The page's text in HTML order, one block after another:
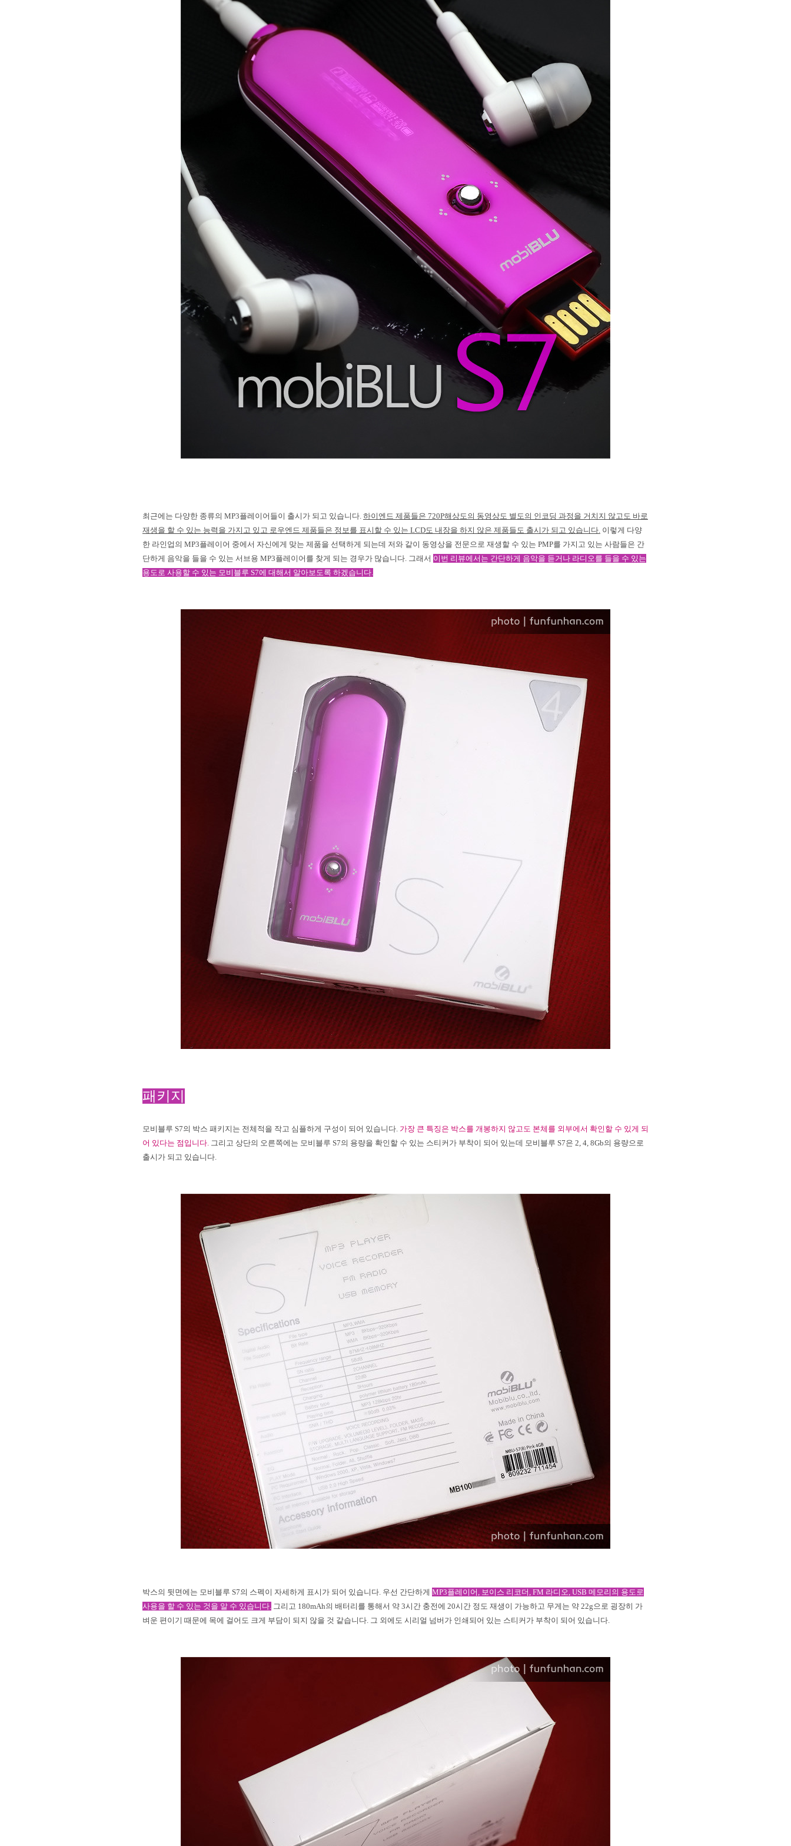
최근에는 다양한 종류의 MP3플레이어들이 출시가 되고 있습니다. 하이엔드 제품들은 720P해상도의 동영상도 별도의 인코딩 과정을 거치지 않고도 바로
재생을 할 수 있는 능력을 가지고 있고 로우엔드 제품들은 정보를 표시할 수 있는 LCD도 내장을 하지 않은 제품들도 출시가 되고 있습니다. 이렇게 다양
한 라인업의 MP3플레이어 중에서 자신에게 맞는 제품을 선택하게 되는데 저와 같이 동영상을 전문으로 재생할 수 있는 PMP를 가지고 있는 사람들은 간
단하게 음악을 들을 수 있는 서브용 MP3플레이어를 찾게 되는 경우가 많습니다. 그래서 이번 리뷰에서는 간단하게 음악을 듣거나 라디오를 들을 수 있는
용도로 사용할 수 있는 모비블루 S7에 대해서 알아보도록 하겠습니다.
패키지
모비블루 S7의 박스 패키지는 전체적을 작고 심플하게 구성이 되어 있습니다. 가장 큰 특징은 박스를 개봉하지 않고도 본체를 외부에서 확인할 수 있게 되
어 있다는 점입니다. 그리고 상단의 오른쪽에는 모비블루 S7의 용량을 확인할 수 있는 스티커가 부착이 되어 있는데 모비블루 S7은 2, 4, 8Gb의 용량으로
출시가 되고 있습니다.
박스의 뒷면에는 모비블루 S7의 스펙이 자세하게 표시가 되어 있습니다. 우선 간단하게 MP3플레이어, 보이스 리코더, FM 라디오, USB 메모리의 용도로
사용을 할 수 있는 것을 알 수 있습니다. 그리고 180mAh의 배터리를 통해서 약 3시간 충전에 20시간 정도 재생이 가능하고 무게는 약 22g으로 굉장히 가
벼운 편이기 때문에 목에 걸어도 크게 부담이 되지 않을 것 같습니다. 그 외에도 시리얼 넘버가 인쇄되어 있는 스티커가 부착이 되어 있습니다.